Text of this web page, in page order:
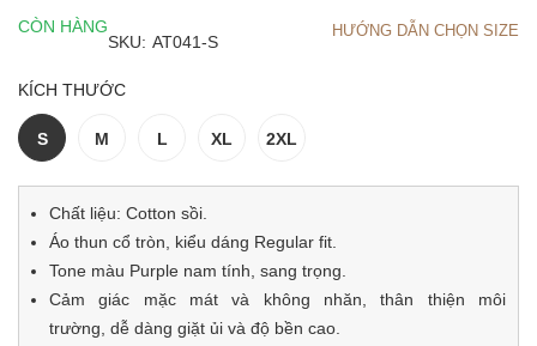
CÒN HÀNG HƯỚNG DẪN CHỌN SIZE
SKU: AT041-S
KÍCH THƯỚC
S M L XL 2XL
Chất liệu: Cotton sồi.
Áo thun cổ tròn, kiểu dáng Regular fit.
Tone màu Purple nam tính, sang trọng.
Cảm giác mặc mát và không nhăn, thân thiện môi
trường, dễ dàng giặt ủi và độ bền cao.